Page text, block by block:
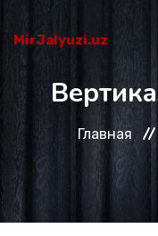
MirJalyuzi.uz
ГЛАВНАЯ
О НАС
Главная